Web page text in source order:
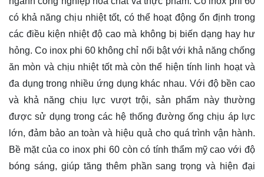
có khả năng chịu nhiệt tốt, có thể hoạt động ổn định trong
các điều kiện nhiệt độ cao mà không bị biến dạng hay hư
hỏng. Co inox phi 60 không chỉ nổi bật với khả năng chống
ăn mòn và chịu nhiệt tốt mà còn thể hiện tính linh hoạt và
đa dụng trong nhiều ứng dụng khác nhau. Với độ bền cao
và khả năng chịu lực vượt trội, sản phẩm này thường
được sử dụng trong các hệ thống đường ống chịu áp lực
lớn, đảm bảo an toàn và hiệu quả cho quá trình vận hành.
Bề mặt của co inox phi 60 còn có tính thẩm mỹ cao với độ
bóng sáng, giúp tăng thêm phần sang trọng và hiện đại